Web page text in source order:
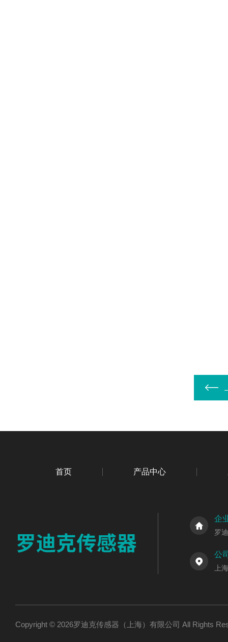
首页 产品中心
企
罗
公
上
Copyright © 2026罗迪克传感器（上海）有限公司 All Rights